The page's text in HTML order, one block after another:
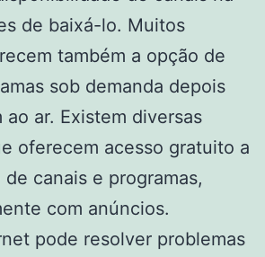
de baixá-lo. Muitos
também a opção de
sob demanda depois
ar. Existem diversas
oferecem acesso gratuito a
canais e programas,
com anúncios.
pode resolver problemas